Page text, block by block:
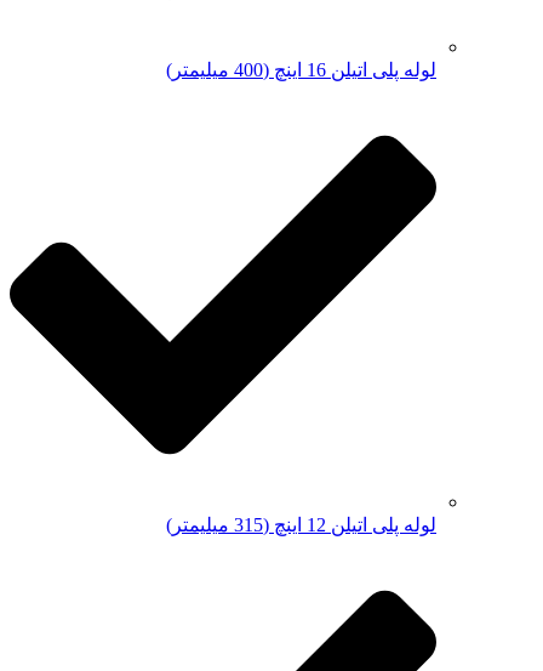
لوله پلی اتیلن 16 اینچ (400 میلیمتر)
لوله پلی اتیلن 12 اینچ (315 میلیمتر)